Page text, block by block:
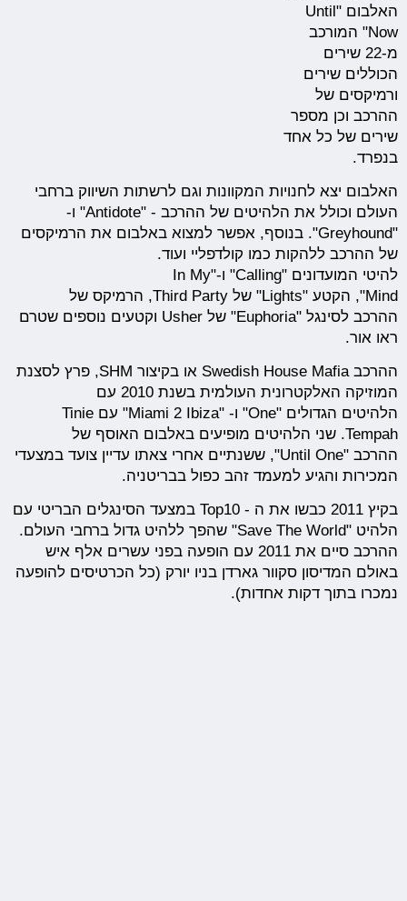
האלבום "Until
Now" המורכב
מ-22 שירים
הכוללים שירים
ורמיקסים של
ההרכב וכן מספר
שירים של כל אחד
בנפרד.
האלבום יצא לחנויות המקוונות וגם לרשתות השיווק ברחבי
העולם וכולל את הלהיטים של ההרכב - "Antidote" ו-
"Greyhound". בנוסף, אפשר למצוא באלבום את הרמיקסים
של ההרכב ללהקות כמו קולדפליי ועוד.
להיטי המועדונים "Calling" ו-"In My
Mind", הקטע "Lights" של Third Party, הרמיקס של
ההרכב לסינגל "Euphoria" של Usher וקטעים נוספים שטרם
ראו אור.
ההרכב Swedish House Mafia או בקיצור SHM, פרץ לסצנת
המוזיקה האלקטרונית העולמית בשנת 2010 עם
הלהיטים הגדולים "One" ו- "Miami 2 Ibiza" עם Tinie
Tempah. שני הלהיטים מופיעים באלבום האוסף של
ההרכב "Until One", ששנתיים אחרי צאתו עדיין צועד במצעדי
המכירות והגיע למעמד זהב כפול בבריטניה.
בקיץ 2011 כבשו את ה - Top10 במצעד הסינגלים הבריטי עם
הלהיט "Save The World" שהפך ללהיט גדול ברחבי העולם.
ההרכב סיים את 2011 עם הופעה בפני עשרים אלף איש
באולם המדיסון סקוור גארדן בניו יורק (כל הכרטיסים להופעה
נמכרו בתוך דקות אחדות).